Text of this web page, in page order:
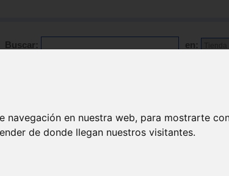
en nuestra web, para mostrarte
de donde llegan nuestros visitantes.
Buscar: en: